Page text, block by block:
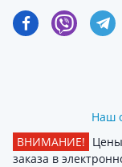
Наш
ВНИМАНИЕ!
заказа в